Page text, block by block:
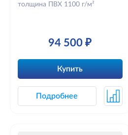
толщина ПВХ 1100 г/м²
94 500 ₽
Купить
Подробнее